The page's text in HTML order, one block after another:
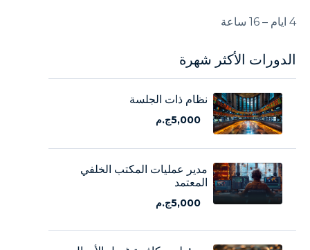
4 ايام – 16 ساعة
الدورات الأكثر شهرة
نظام ذات الجلسة
5,000ج.م
مدير عمليات المكتب الخلفي
المعتمد
5,000ج.م